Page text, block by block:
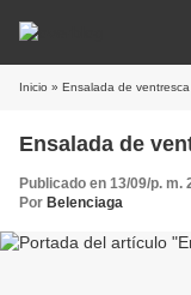
Inicio » Ensalada de
Ensalada de
Publicado en 13/09/p. m.
Por Belenciaga